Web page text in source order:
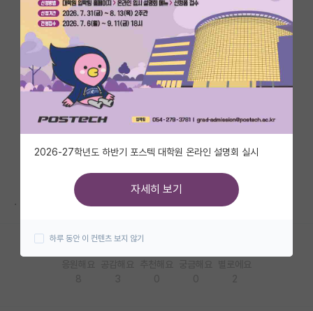
커뮤니티 홈
전체글보기
베스트 게시판
IF 명예의전당
자유 게시판(아무개랩)
미국 유학 게시판
미국 대학원 합격 후기 게시판
대학원 합격 후기 게시판
.
2026-27학년도 하반기 포스텍 대학원 온라인 설명회 실시
자세히 보기
하루 동안 이 컨텐츠 보지 않기